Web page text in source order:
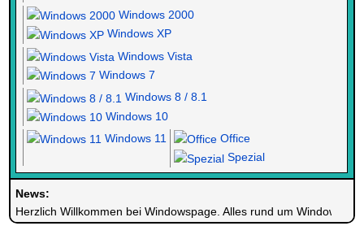
Windows 2000
Windows XP
Windows Vista
Windows 7
Windows 8 / 8.1
Windows 10
Windows 11
Office
Spezial
News:
Herzlich Willkommen bei Windowspage. Alles rund um Windows.